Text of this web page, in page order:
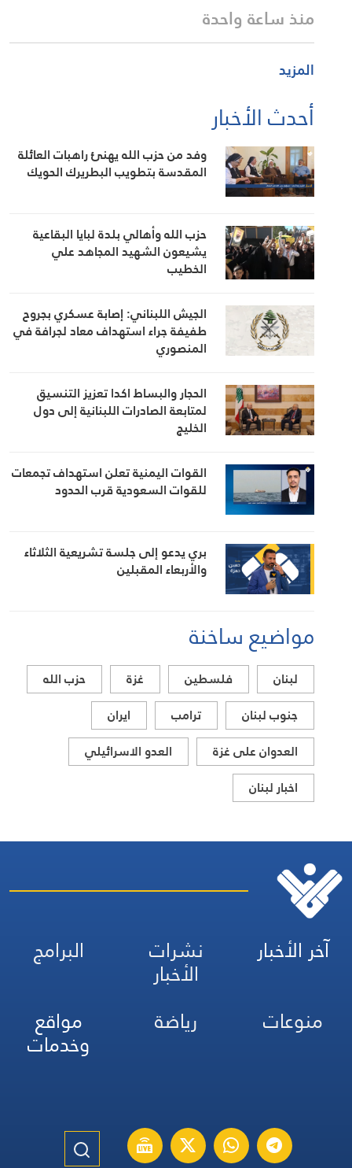
منذ ساعة واحدة
المزيد
أحدث الأخبار
وفد من حزب الله يهنئ راهبات العائلة
المقدسة بتطويب البطريرك الحويك
حزب الله وأهالي بلدة لبايا البقاعية
يشيعون الشهيد المجاهد علي
الخطيب
الجيش اللبناني: إصابة عسكري بجروح
طفيفة جراء استهداف معاد لجرافة في
المنصوري
الحجار والبساط اكدا تعزيز التنسيق
لمتابعة الصادرات اللبنانية إلى دول
الخليج
القوات اليمنية تعلن استهداف تجمعات
للقوات السعودية قرب الحدود
بري يدعو إلى جلسة تشريعية الثلاثاء
والأربعاء المقبلين
مواضيع ساخنة
لبنان فلسطين غزة
حزب الله
جنوب لبنان
ترامب
ايران
العدوان على غزة
العدو الاسرائيلي
اخبار لبنان
آخر الأخبار نشرات
الأخبار
البرامج
منوعات
رياضة مواقع
وخدمات